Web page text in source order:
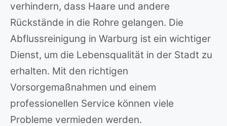
verhindern, dass Haare und andere
Rückstände in die Rohre gelangen. Die
Abflussreinigung in Warburg ist ein wichtiger
Dienst, um die Lebensqualität in der Stadt zu
erhalten. Mit den richtigen
Vorsorgemaßnahmen und einem
professionellen Service können viele
Probleme vermieden werden.